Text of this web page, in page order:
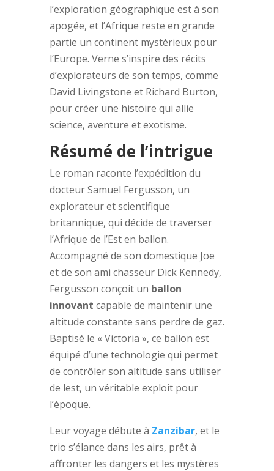
l’exploration géographique est à son
apogée, et l’Afrique reste en grande
partie un continent mystérieux pour
l’Europe. Verne s’inspire des récits
d’explorateurs de son temps, comme
David Livingstone et Richard Burton,
pour créer une histoire qui allie
science, aventure et exotisme.
Résumé de l’intrigue
Le roman raconte l’expédition du
docteur Samuel Fergusson, un
explorateur et scientifique
britannique, qui décide de traverser
l’Afrique de l’Est en ballon.
Accompagné de son domestique Joe
et de son ami chasseur Dick Kennedy,
Fergusson conçoit un ballon
innovant capable de maintenir une
altitude constante sans perdre de gaz.
Baptisé le « Victoria », ce ballon est
équipé d’une technologie qui permet
de contrôler son altitude sans utiliser
de lest, un véritable exploit pour
l’époque.
Leur voyage débute à Zanzibar, et le
trio s’élance dans les airs, prêt à
affronter les dangers et les mystères